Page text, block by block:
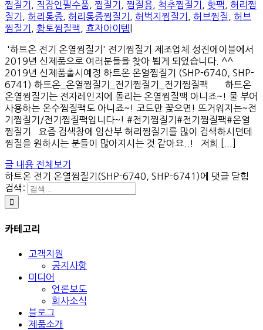
찜질기
직장인필수품 찜질기 찜질용 척추찜질기 핫팩
허리찜
질기
허리통증 허리통증찜질기 허벅지찜질기 허브찜질
허브
찜질기
황토찜질팩 효자아이템
'하트온 전기 온열찜질기' 전기찜질기 제조업체 성진에이블에서
2019년 신제품으로 여러분들을 찾아 뵙게 되었습니다. ^^
2019년 신제품출시예정 하트온 온열찜질기 (SHP-6740, SHP-
6741) 하트온_온열찜질기_전기찜질기_전기찜질팩 하트온
온열찜질기는 전자레인지에 돌리는 온열찜질팩 아니죠~! 물 부어
사용하는 온수찜질팩도 아니죠~! 코드만 꽂으면! 뜨거워지는~전
기찜질기/전기찜질팩입니다~! #전기찜질기#전기찜질팩#온열
찜질기 요즘 검색창에 임산부 허리찜질기를 많이 검색하시던데
찜질을 원하시는 분들이 많아지시는 것 같아요..! 저희 [...]
글 내용 전체보기
하트온 전기 온열찜질기(SHP-6740, SHP-6741)에 댓글 닫힘
검색:
카테고리
고객지원
공지사항
미디어
언론보도
회사소식
블로그
제품소개